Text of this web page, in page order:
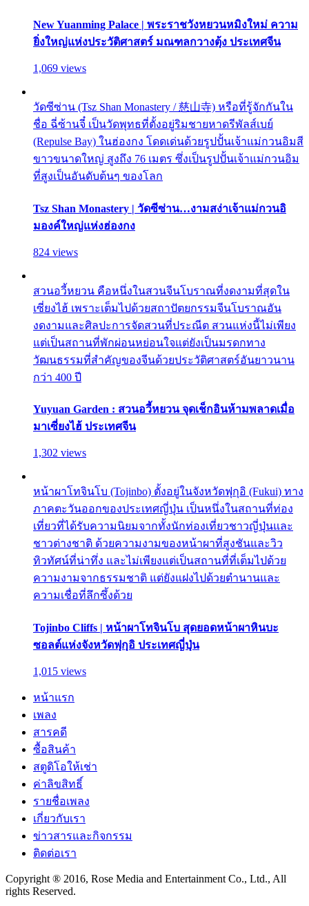
New Yuanming Palace | พระราชวังหยวนหมิงใหม่ ความ
ยิ่งใหญ่แห่งประวัติศาสตร์ มณฑลกวางตุ้ง ประเทศจีน
1,069 views
วัดซีซ่าน (Tsz Shan Monastery / 慈山寺) หรือที่รู้จักกันใน
ชื่อ ฉี่ซ้านจี๋ เป็นวัดพุทธที่ตั้งอยู่ริมชายหาดรีพัลส์เบย์
(Repulse Bay) ในฮ่องกง โดดเด่นด้วยรูปปั้นเจ้าแม่กวนอิมสี
ขาวขนาดใหญ่ สูงถึง 76 เมตร ซึ่งเป็นรูปปั้นเจ้าแม่กวนอิม
ที่สูงเป็นอันดับต้นๆ ของโลก
Tsz Shan Monastery | วัดซีซ่าน…งามสง่าเจ้าแม่กวนอิ
มองค์ใหญ่แห่งฮ่องกง
824 views
สวนอวี้หยวน คือหนึ่งในสวนจีนโบราณที่งดงามที่สุดใน
เซี่ยงไฮ้ เพราะเต็มไปด้วยสถาปัตยกรรมจีนโบราณอัน
งดงามและศิลปะการจัดสวนที่ประณีต สวนแห่งนี้ไม่เพียง
แต่เป็นสถานที่พักผ่อนหย่อนใจแต่ยังเป็นมรดกทาง
วัฒนธรรมที่สำคัญของจีนด้วยประวัติศาสตร์อันยาวนาน
กว่า 400 ปี
Yuyuan Garden : สวนอวี้หยวน จุดเช็กอินห้ามพลาดเมื่อ
มาเซี่ยงไฮ้ ประเทศจีน
1,302 views
หน้าผาโทจินโบ (Tojinbo) ตั้งอยู่ในจังหวัดฟุกุอิ (Fukui) ทาง
ภาคตะวันออกของประเทศญี่ปุ่น เป็นหนึ่งในสถานที่ท่อง
เที่ยวที่ได้รับความนิยมจากทั้งนักท่องเที่ยวชาวญี่ปุ่นและ
ชาวต่างชาติ ด้วยความงามของหน้าผาที่สูงชันและวิว
ทิวทัศน์ที่น่าทึ่ง และไม่เพียงแต่เป็นสถานที่ที่เต็มไปด้วย
ความงามจากธรรมชาติ แต่ยังแฝงไปด้วยตำนานและ
ความเชื่อที่ลึกซึ้งด้วย
Tojinbo Cliffs | หน้าผาโทจินโบ สุดยอดหน้าผาหินบะ
ซอลต์แห่งจังหวัดฟุกุอิ ประเทศญี่ปุ่น
1,015 views
หน้าแรก
เพลง
สารคดี
ซื้อสินค้า
สตูดิโอให้เช่า
ค่าลิขสิทธิ์
รายชื่อเพลง
เกี่ยวกับเรา
ข่าวสารและกิจกรรม
ติดต่อเรา
Copyright ® 2016, Rose Media and Entertainment Co., Ltd., All
rights Reserved.